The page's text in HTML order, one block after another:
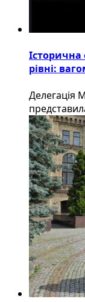
Історична
рівні:
Делегація